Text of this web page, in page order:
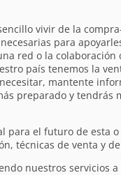
vivir de la
para
red o la
país tenemos la
mantente
preparado y
el futuro de esta
técnicas de venta y
nuestros servicios